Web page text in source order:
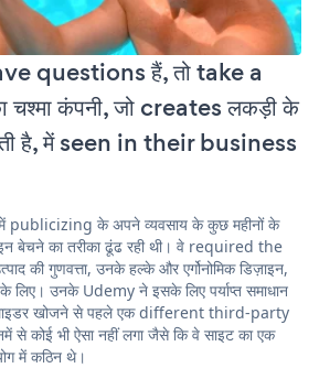
questions हैं, तो take a
कंपनी, जो creates लकड़ी के
है, में seen in their business
में publicizing के अपने व्यवसाय के कुछ महीनों के
बेचने का तरीका ढूंढ रही थी। वे required the
की गुणवत्ता, उनके हल्के और एर्गोनोमिक डिज़ाइन,
लिए। उनके Udemy ने इसके लिए पर्याप्त समाधान
खोजने से पहले एक different third-party
से कोई भी ऐसा नहीं लगा जैसे कि वे साइट का एक
में कठिन थे।